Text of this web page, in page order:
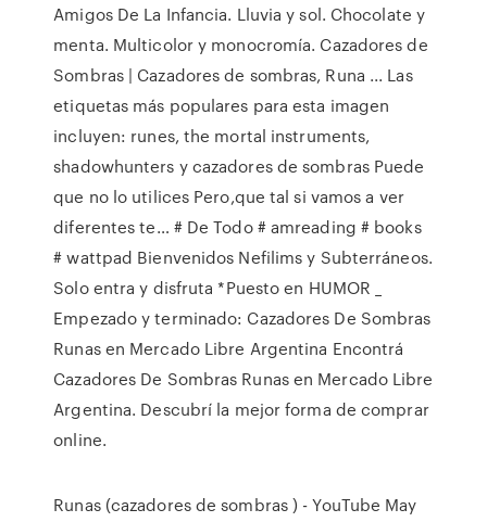
Amigos De La Infancia. Lluvia y sol. Chocolate y
menta. Multicolor y monocromía. Cazadores de
Sombras | Cazadores de sombras, Runa ... Las
etiquetas más populares para esta imagen
incluyen: runes, the mortal instruments,
shadowhunters y cazadores de sombras Puede
que no lo utilices Pero,que tal si vamos a ver
diferentes te… # De Todo # amreading # books
# wattpad Bienvenidos Nefilims y Subterráneos.
Solo entra y disfruta *Puesto en HUMOR _
Empezado y terminado: Cazadores De Sombras
Runas en Mercado Libre Argentina Encontrá
Cazadores De Sombras Runas en Mercado Libre
Argentina. Descubrí la mejor forma de comprar
online.
Runas (cazadores de sombras ) - YouTube May